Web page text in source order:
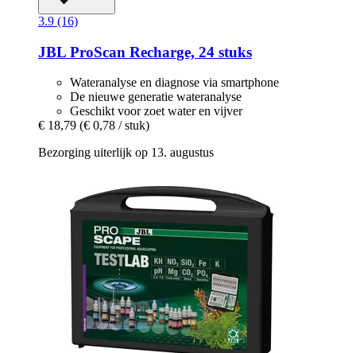
3.9 (16)
JBL ProScan Recharge, 24 stuks
Wateranalyse en diagnose via smartphone
De nieuwe generatie wateranalyse
Geschikt voor zoet water en vijver
€ 18,79 (€ 0,78 / stuk)
Bezorging uiterlijk op 13. augustus